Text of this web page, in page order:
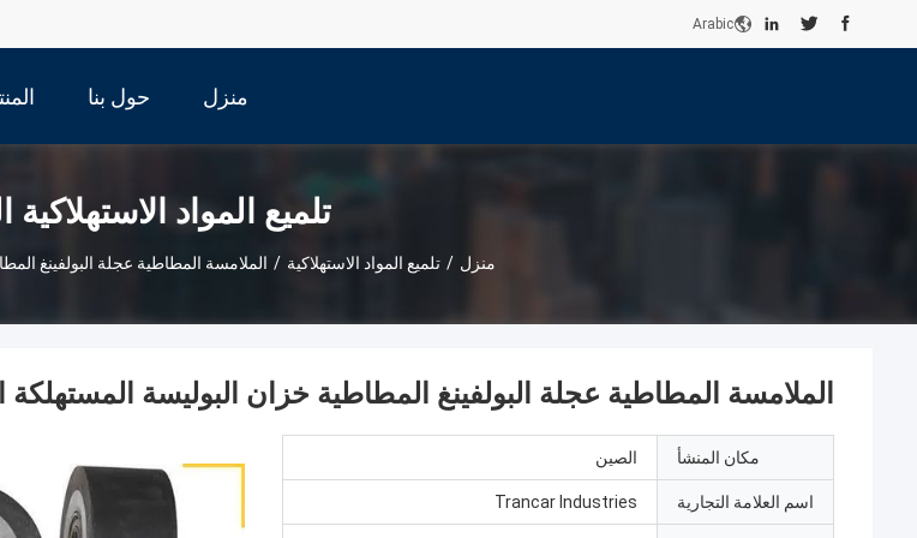
Arabic
منزل حول بنا
تلميع المواد الاستهلاكية
منزل / تلميع المواد الاستهلاكية / الملامسة المطاطية عجلة البولفينغ
الملامسة المطاطية عجلة البولفينغ المطاطية خزان البوليسة المستهلكة
مكان المنشأ الصين
اسم العلامة التجارية Trancar Industries